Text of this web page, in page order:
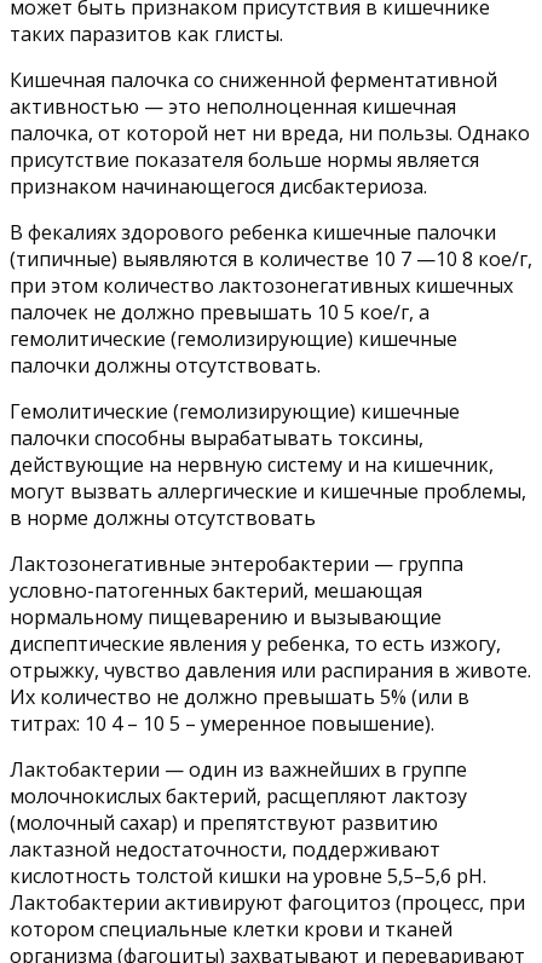
может быть признаком присутствия в кишечнике
таких паразитов как глисты.
Кишечная палочка со сниженной ферментативной
активностью — это неполноценная кишечная
палочка, от которой нет ни вреда, ни пользы. Однако
присутствие показателя больше нормы является
признаком начинающегося дисбактериоза.
В фекалиях здорового ребенка кишечные палочки
(типичные) выявляются в количестве 10 7 —10 8 кое/г,
при этом количество лактозонегативных кишечных
палочек не должно превышать 10 5 кое/г, а
гемолитические (гемолизирующие) кишечные
палочки должны отсутствовать.
Гемолитические (гемолизирующие) кишечные
палочки способны вырабатывать токсины,
действующие на нервную систему и на кишечник,
могут вызвать аллергические и кишечные проблемы,
в норме должны отсутствовать
Лактозонегативные энтеробактерии — группа
условно-патогенных бактерий, мешающая
нормальному пищеварению и вызывающие
диспептические явления у ребенка, то есть изжогу,
отрыжку, чувство давления или распирания в животе.
Их количество не должно превышать 5% (или в
титрах: 10 4 – 10 5 – умеренное повышение).
Лактобактерии — один из важнейших в группе
молочнокислых бактерий, расщепляют лактозу
(молочный сахар) и препятствуют развитию
лактазной недостаточности, поддерживают
кислотность толстой кишки на уровне 5,5–5,6 рН.
Лактобактерии активируют фагоцитоз (процесс, при
котором специальные клетки крови и тканей
организма (фагоциты) захватывают и переваривают